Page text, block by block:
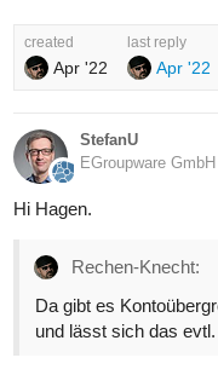
created
Apr '22
last reply
Apr '22
StefanU
EGroupware GmbH
Hi Hagen.
Rechen-Knecht:
Da gibt es
und lässt sich das